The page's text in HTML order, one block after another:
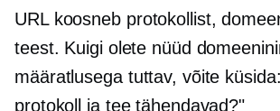
URL koosneb protokollist,
teest. Kuigi olete nüüd
määratlusega tuttav, võite
protokoll ja tee tähendavad?"